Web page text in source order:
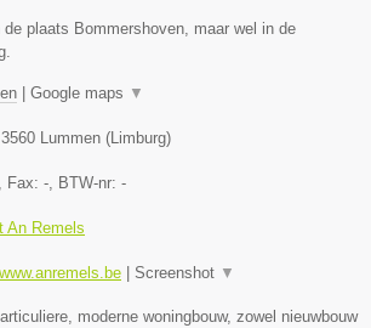
de plaats Bommershoven, maar wel in de
Google maps ▼
3560 Lummen ( Limburg)
, Fax: - , BTW-nr: -
An Remels
Screenshot ▼
moderne woningbouw, zowel nieuwbouw